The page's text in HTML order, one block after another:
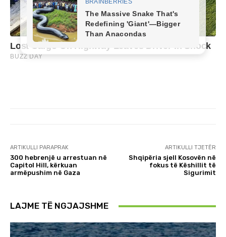
ARTIKULLI PARAPRAK
300 hebrenjë u arrestuan në
Capitol Hill, kërkuan
armëpushim në Gaza
ARTIKULLI TJETËR
Shqipëria sjell Kosovën në
fokus të Këshillit të
Sigurimit
LAJME TË NGJAJSHME